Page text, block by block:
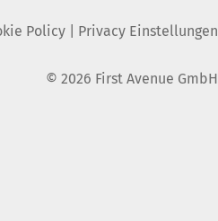
Policy| Privacy Einstellungen
© 2026 First Avenue GmbH